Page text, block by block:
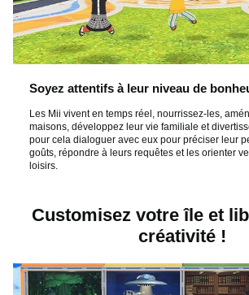
d
é
o
Soyez attentifs à leur niveau de
Les Mii vivent en temps réel, nourrissez-les,
maisons, développez leur vie familiale et
pour cela dialoguer avec eux pour préciser leur
goûts, répondre à leurs requêtes et les orienter
loisirs.
Customisez votre île et
créativité !